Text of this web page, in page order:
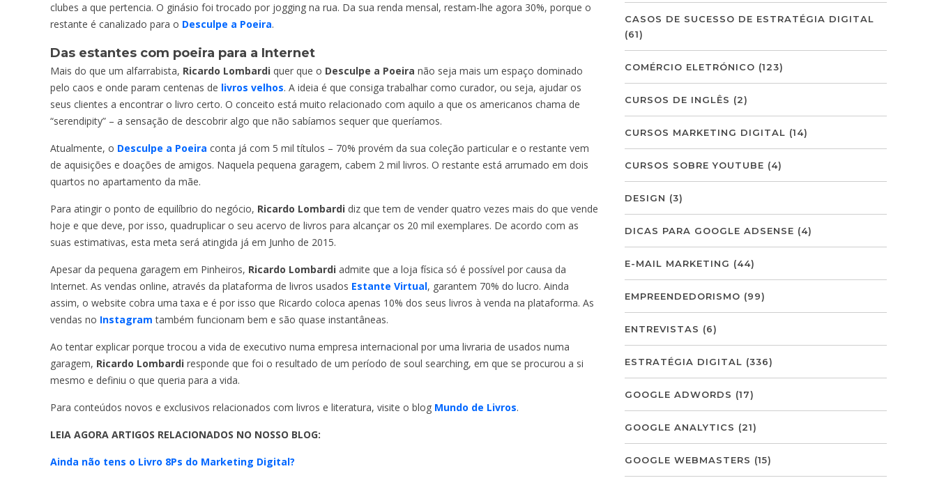
clubes a que pertencia. O ginásio foi trocado por jogging na rua. Da sua renda mensal, restam-lhe agora 30%, porque o
restante é canalizado para o Desculpe a Poeira.
Das estantes com poeira para a Internet
Mais do que um alfarrabista, Ricardo Lombardi quer que o Desculpe a Poeira não seja mais um espaço dominado
pelo caos e onde param centenas de livros velhos. A ideia é que consiga trabalhar como curador, ou seja, ajudar os
seus clientes a encontrar o livro certo. O conceito está muito relacionado com aquilo a que os americanos chama de
“serendipity” – a sensação de descobrir algo que não sabíamos sequer que queríamos.
Atualmente, o Desculpe a Poeira conta já com 5 mil títulos – 70% provém da sua coleção particular e o restante vem
de aquisições e doações de amigos. Naquela pequena garagem, cabem 2 mil livros. O restante está arrumado em dois
quartos no apartamento da mãe.
Para atingir o ponto de equilíbrio do negócio, Ricardo Lombardi diz que tem de vender quatro vezes mais do que vende
hoje e que deve, por isso, quadruplicar o seu acervo de livros para alcançar os 20 mil exemplares. De acordo com as
suas estimativas, esta meta será atingida já em Junho de 2015.
Apesar da pequena garagem em Pinheiros, Ricardo Lombardi admite que a loja física só é possível por causa da
Internet. As vendas online, através da plataforma de livros usados Estante Virtual, garantem 70% do lucro. Ainda
assim, o website cobra uma taxa e é por isso que Ricardo coloca apenas 10% dos seus livros à venda na plataforma. As
vendas no Instagram também funcionam bem e são quase instantâneas.
Ao tentar explicar porque trocou a vida de executivo numa empresa internacional por uma livraria de usados numa
garagem, Ricardo Lombardi responde que foi o resultado de um período de soul searching, em que se procurou a si
mesmo e definiu o que queria para a vida.
Para conteúdos novos e exclusivos relacionados com livros e literatura, visite o blog Mundo de Livros.
LEIA AGORA ARTIGOS RELACIONADOS NO NOSSO BLOG:
Ainda não tens o Livro 8Ps do Marketing Digital?
CASOS DE SUCESSO DE ESTRATÉGIA DIGITAL
(61)
COMÉRCIO ELETRÓNICO (123)
CURSOS DE INGLÊS (2)
CURSOS MARKETING DIGITAL (14)
CURSOS SOBRE YOUTUBE (4)
DESIGN (3)
DICAS PARA GOOGLE ADSENSE (4)
E-MAIL MARKETING (44)
EMPREENDEDORISMO (99)
ENTREVISTAS (6)
ESTRATÉGIA DIGITAL (336)
GOOGLE ADWORDS (17)
GOOGLE ANALYTICS (21)
GOOGLE WEBMASTERS (15)